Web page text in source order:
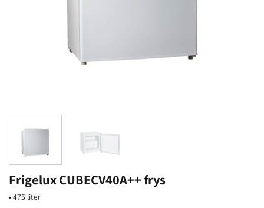
Frigelux CUBECV40A++ frys
• 475 liter